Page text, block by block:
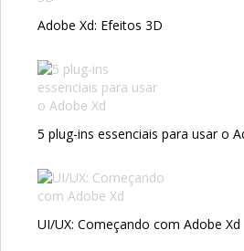
Adobe Xd: Efeitos 3D
5 plug-ins essenciais para usar o
UI/UX: Começando com Adobe Xd